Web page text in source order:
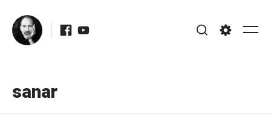
content
Facebook
Youtube
sanar